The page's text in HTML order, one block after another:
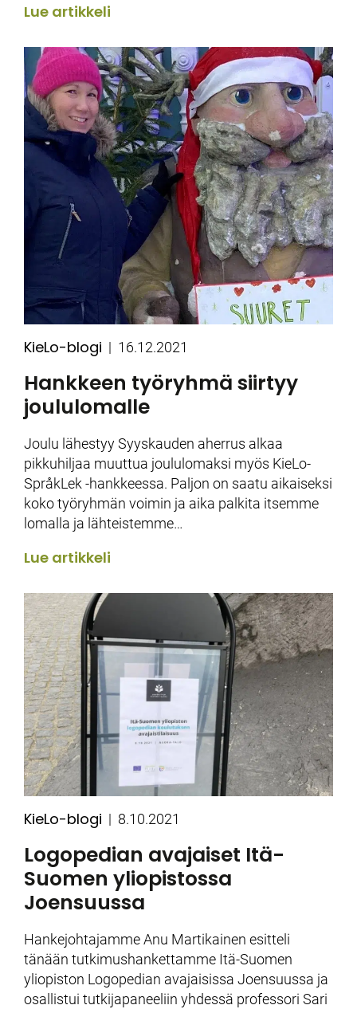
Lue artikkeli
Kategoriat
KieLo-blogi Julkaistu
16.12.2021
Hankkeen työryhmä siirtyy
joululomalle
Joulu lähestyy Syyskauden aherrus alkaa
pikkuhiljaa muuttua joululomaksi myös KieLo-
SpråkLek -hankkeessa. Paljon on saatu aikaiseksi
koko työryhmän voimin ja aika palkita itsemme
lomalla ja lähteistemme…
Lue artikkeli
Kategoriat
KieLo-blogi Julkaistu
8.10.2021
Logopedian avajaiset Itä-
Suomen yliopistossa
Joensuussa
Hankejohtajamme Anu Martikainen esitteli
tänään tutkimushankettamme Itä-Suomen
yliopiston Logopedian avajaisissa Joensuussa ja
osallistui tutkijapaneeliin yhdessä professori Sari